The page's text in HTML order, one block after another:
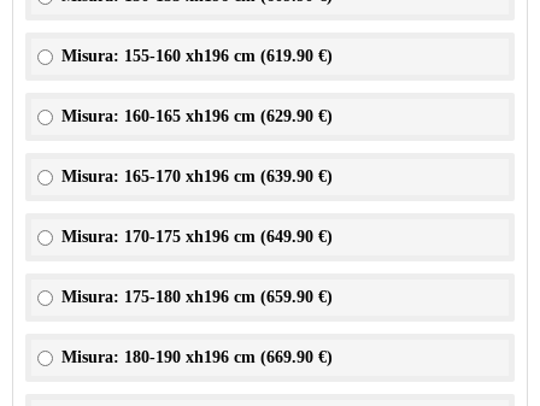
Misura: 155-160 xh196 cm (619.90 €)
Misura: 160-165 xh196 cm (629.90 €)
Misura: 165-170 xh196 cm (639.90 €)
Misura: 170-175 xh196 cm (649.90 €)
Misura: 175-180 xh196 cm (659.90 €)
Misura: 180-190 xh196 cm (669.90 €)